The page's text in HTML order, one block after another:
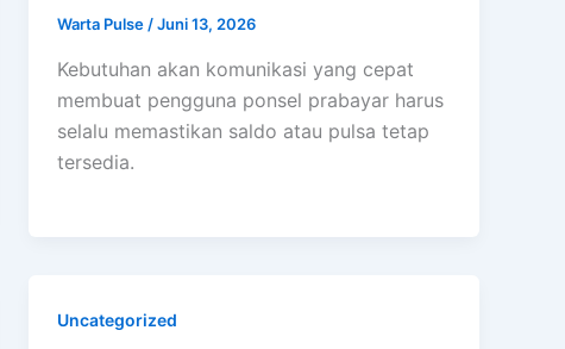
Warta Pulse /Juni 13, 2026
Kebutuhan akan komunikasi yang cepat
membuat pengguna ponsel prabayar harus
selalu memastikan saldo atau pulsa tetap
tersedia.
Uncategorized